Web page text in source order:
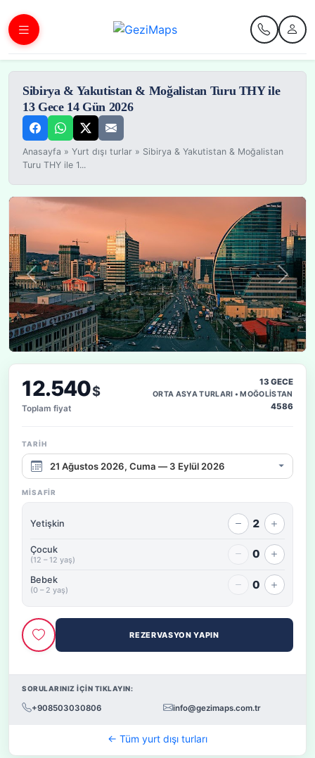
Sibirya & Yakutistan & Moğalistan Turu THY ile
13 Gece 14 Gün 2026
Anasayfa »Yurt dışı turlar » Sibirya & Yakutistan & Moğalistan
Turu THY ile 1...
12.540$
Toplam fiyat
13 GECE
ORTA ASYA TURLARI • MOĞOLİSTAN
4586
TARIH
Çıkış tarihi aralığı
MISAFIR
Yetişkin 2
Çocuk
(12 – 12 yaş) 0
Bebek
(0 – 2 yaş) 0
REZERVASYON YAPIN
SORULARINIZ İÇİN TIKLAYIN:
+908503030806 info@gezimaps.com.tr
← Tüm yurt dışı turları